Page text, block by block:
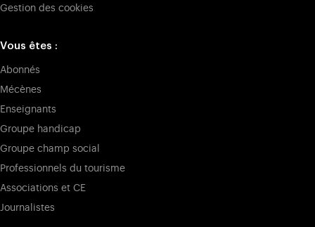
Gestion des cookies
Vous êtes :
Abonnés
Mécènes
Enseignants
Groupe handicap
Groupe champ social
Professionnels du tourisme
Associations et CE
Journalistes